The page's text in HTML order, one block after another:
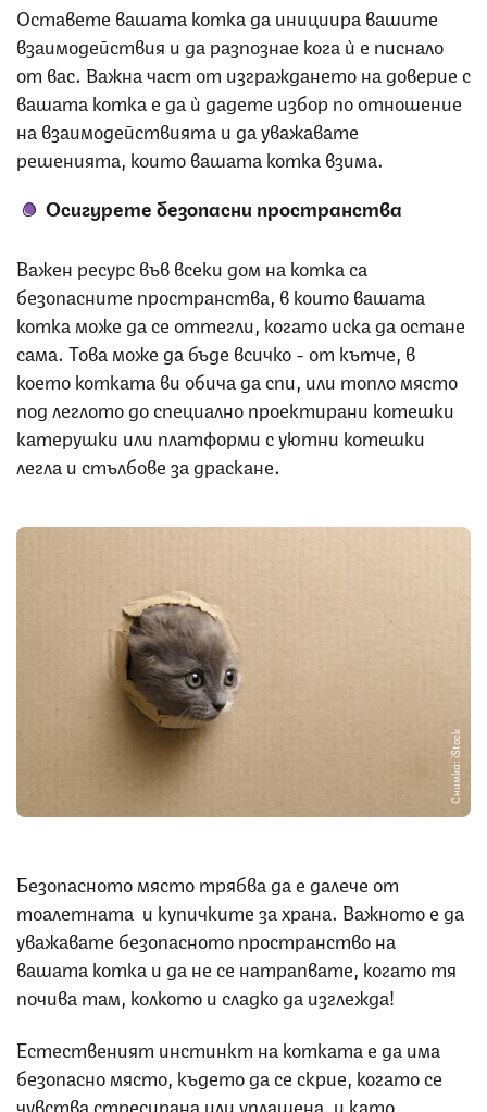
Оставете вашата котка да инициира вашите
взаимодействия и да разпознае кога ѝ е писнало
от вас. Важна част от изграждането на доверие с
вашата котка е да ѝ дадете избор по отношение
на взаимодействията и да уважавате
решенията, които вашата котка взима.
Осигурете безопасни пространства
Важен ресурс във всеки дом на котка са
безопасните пространства, в които вашата
котка може да се оттегли, когато иска да остане
сама. Това може да бъде всичко - от кътче, в
което котката ви обича да спи, или топло място
под леглото до специално проектирани котешки
катерушки или платформи с уютни котешки
легла и стълбове за драскане.
Снимка: iStock
Безопасното място трябва да е далече от
тоалетната и купичките за храна. Важното е да
уважавате безопасното пространство на
вашата котка и да не се натрапвате, когато тя
почива там, колкото и сладко да изглежда!
Естественият инстинкт на котката е да има
безопасно място, където да се скрие, когато се
чувства стресирана или уплашена, и като